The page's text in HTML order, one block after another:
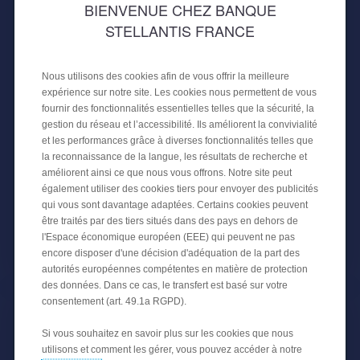
30 AVRIL 2024
PLACEMENT PUBLIC D'UNE
TITRISATION
CREDIPAR finalise sa quatrième titrisation publique
pour un montant total de 650 millions d'euros
adossée à des prêts automobiles
ACTUALITÉS FINANCIÈRES
BIENVENUE CHEZ BANQUE
STELLANTIS FRANCE
Nous utilisons des cookies afin de vous offrir la meilleure
expérience sur notre site. Les cookies nous permettent de vous
fournir des fonctionnalités essentielles telles que la sécurité, la
gestion du réseau et l’accessibilité. Ils améliorent la convivialité
et les performances grâce à diverses fonctionnalités telles que
la reconnaissance de la langue, les résultats de recherche et
améliorent ainsi ce que nous vous offrons. Notre site peut
également utiliser des cookies tiers pour envoyer des publicités
qui vous sont davantage adaptées. Certains cookies peuvent
être traités par des tiers situés dans des pays en dehors de
l'Espace économique européen (EEE) qui peuvent ne pas
encore disposer d'une décision d'adéquation de la part des
autorités européennes compétentes en matière de protection
des données. Dans ce cas, le transfert est basé sur votre
consentement (art. 49.1a RGPD).
Si vous souhaitez en savoir plus sur les cookies que nous
utilisons et comment les gérer, vous pouvez accéder à notre